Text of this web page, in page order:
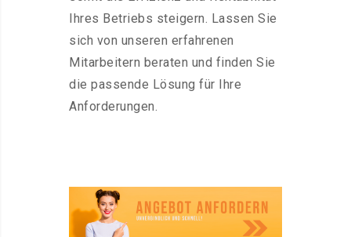
Ihres Betriebs steigern. Lassen Sie
sich von unseren erfahrenen
Mitarbeitern beraten und finden Sie
die passende Lösung für Ihre
Anforderungen.